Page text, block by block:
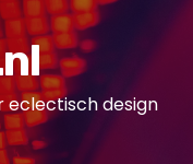
eclectisch design